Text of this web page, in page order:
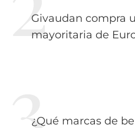
Givaudan compra
mayoritaria de
¿Qué marcas de